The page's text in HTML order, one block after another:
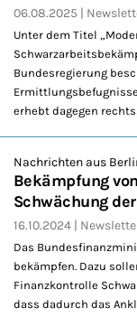
06.08.2025
Unter dem Titel
Bundesregierung
erhebt dagegen
Nachrichten aus
Bekämpfung
Schwächung
16.10.2024
Das
bekämpfen. Dazu
Finanzkontrolle
dass dadurch das